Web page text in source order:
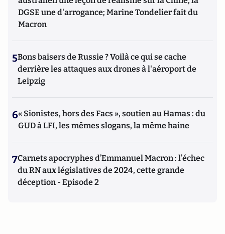
DGSE une d'arrogance; Marine Tondelier fait du
Macron
5Bons baisers de Russie ? Voilà ce qui se cache
derrière les attaques aux drones à l'aéroport de
Leipzig
6« Sionistes, hors des Facs », soutien au Hamas : du
GUD à LFI, les mêmes slogans, la même haine
7Carnets apocryphes d’Emmanuel Macron : l’échec
du RN aux législatives de 2024, cette grande
déception - Episode 2